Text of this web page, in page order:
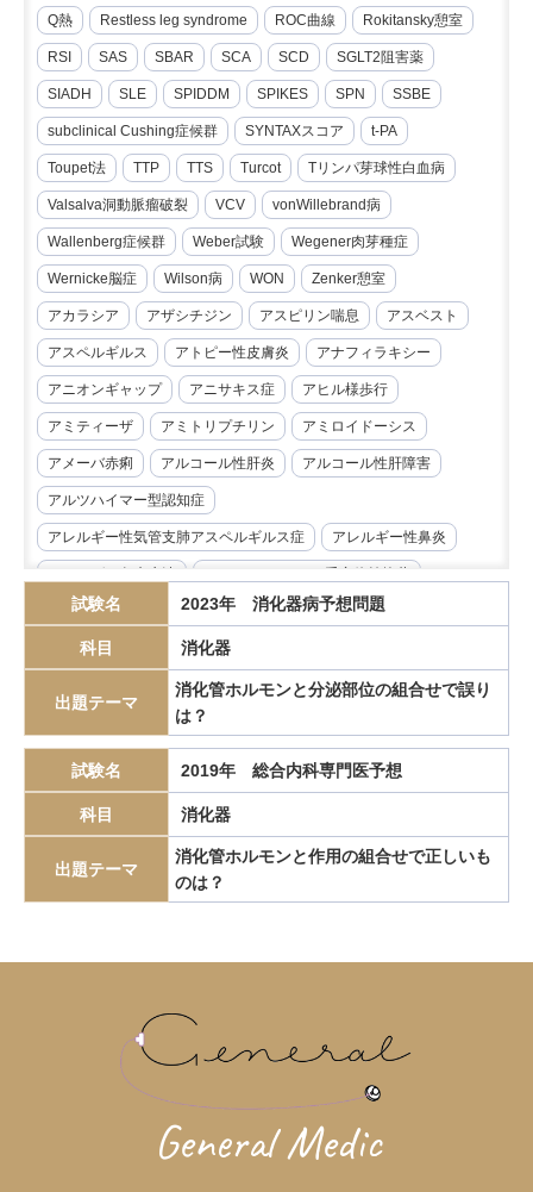
Q熱 Restless leg syndrome ROC曲線 Rokitansky憩室
RSI SAS SBAR SCA SCD SGLT2阻害薬
SIADH SLE SPIDDM SPIKES SPN SSBE
subclinical Cushing症候群 SYNTAXスコア t-PA
Toupet法 TTP TTS Turcot Tリンパ芽球性白血病
Valsalva洞動脈瘤破裂 VCV vonWillebrand病
Wallenberg症候群 Weber試験 Wegener肉芽種症
Wernicke脳症 Wilson病 WON Zenker憩室
アカラシア アザシチジン アスピリン喘息 アスベスト
アスペルギルス アトピー性皮膚炎 アナフィラキシー
アニオンギャップ アニサキス症 アヒル様歩行
アミティーザ アミトリプチリン アミロイドーシス
アメーバ赤痢 アルコール性肝炎 アルコール性肝障害
アルツハイマー型認知症
アレルギー性気管支肺アスペルギルス症 アレルギー性鼻炎
イマチニブ インスリノーマ インピーダンス試験
インフリキシマブ エクリズマブ
エリスロポエチン エルシニア腸炎
エロビキシバット
ガストリノーマ ガストリン カテーテルアブレーション
カリウムチャネル競合型胃酸抑制薬 カルチノイド
カロリー計算 カンジダ血症 カンピロバクター腸炎
がん検診 がん疼痛 がん統計 がん薬物療法
ギランバレー症候群 グーフィス クッシング病
クロピドグレル
コレシストキニン コレステロール塞栓症
コレステロール結石 サルコペニア
シェーグレン症候群 シクロスポリン
ジソピラミド
試験名 2023年 消化器病予想問題
科目 消化器
出題テーマ
消化管ホルモンと分泌部位の組合せで誤り
は？
試験名 2019年 総合内科専門医予想
科目 消化器
出題テーマ
消化管ホルモンと作用の組合せで正しいも
のは？
General Medic